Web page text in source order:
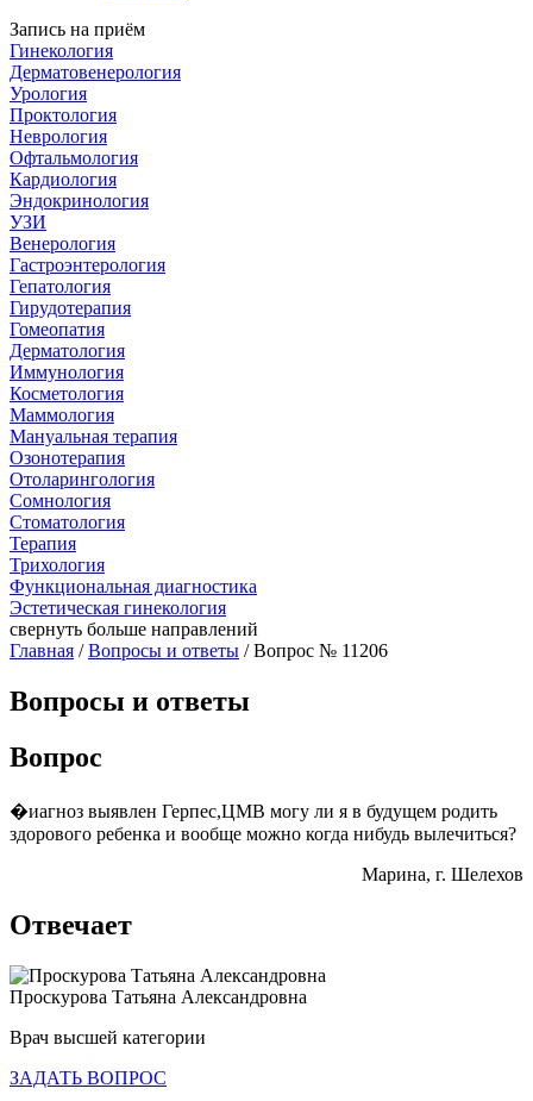
Запись на приём
Гинекология
Дерматовенерология
Урология
Проктология
Неврология
Офтальмология
Кардиология
Эндокринология
УЗИ
Венерология
Гастроэнтерология
Гепатология
Гирудотерапия
Гомеопатия
Дерматология
Иммунология
Косметология
Маммология
Мануальная терапия
Озонотерапия
Отоларингология
Сомнология
Стоматология
Терапия
Трихология
Функциональная диагностика
Эстетическая гинекология
свернуть больше направлений
Главная /Вопросы и ответы / Вопрос № 11206
Вопросы и ответы
Вопрос
�иагноз выявлен Герпес,ЦМВ могу ли я в будущем родить
здорового ребенка и вообще можно когда нибудь вылечиться?
Марина, г. Шелехов
Отвечает
Проскурова Татьяна Александровна
Врач высшей категории
ЗАДАТЬ ВОПРОС